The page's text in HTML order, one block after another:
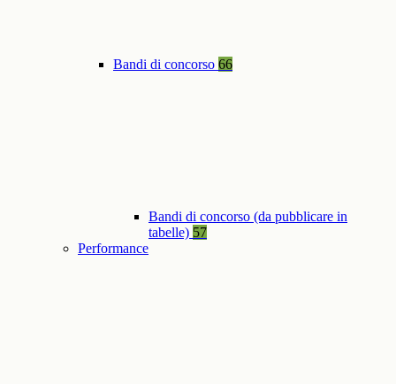
Bandi di concorso 66
Bandi di concorso (da pubblicare in
tabelle) 57
Performance